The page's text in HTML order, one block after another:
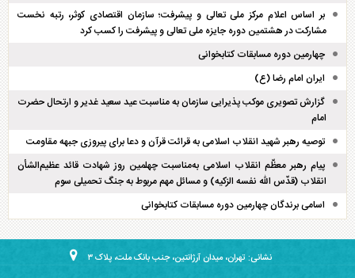
بر اساس اعلام مرکز ملی تعالی و پیشرفت؛ سازمان اقتصادی کوثر، رتبه نخست
مشارکت در هشتمین دوره جایزه ملی تعالی و پیشرفت را کسب کرد
چهارمین دوره مسابقات کتابخوانی
ایران امام رضا (ع)
گزارش تصویری موکب پذیرایی سازمان به مناسبت عید سعید غدیر و ارتحال حضرت
امام
توصیه رهبر شهید انقلاب اسلامی به قرائت قرآن و دعا برای پیروزی جبهه مقاومت
پیام رهبر معظّم انقلاب اسلامی به‌مناسبت چهلمین روز شهادت قائد عظیم‌الشأن
انقلاب (قدّس الله نفسه الزکیه) و مسائل مهم مربوط به جنگ تحمیلی سوم
اسامی برندگان چهارمین دوره مسابقات کتابخوانی
نشانی: تهران، میدان آرژانتین، جنب بانک ملت، پلاک ۳